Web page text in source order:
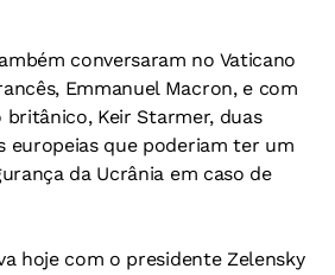
conversaram no Vaticano
Emmanuel Macron, e com
Keir Starmer, duas
europeias que poderiam ter um
da Ucrânia em caso de
hoje com o presidente Zelensky